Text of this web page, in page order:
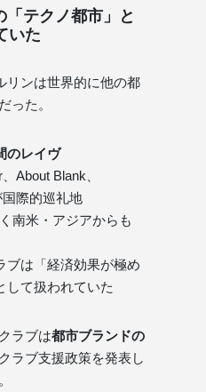
テクノ都市」と
いた
リンは世界的に他の都
った。
のレイヴ
About Blank、
際的巡礼地
南米・アジアからも
ブは「経済効果が極め
して扱われていた
ラブは都市ブランドの
ラブ支援政策を発表し